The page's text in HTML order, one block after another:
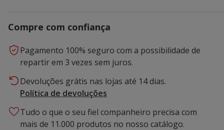
Compre com confiança
Pagamento 100% seguro com a possibilidade de
repartir em 3 vezes sem juros.
Devoluções grátis nas lojas até 14 dias.
Política de devoluções
Tudo o que o seu fiel companheiro precisa com
mais de 11.000 produtos no nosso catálogo.